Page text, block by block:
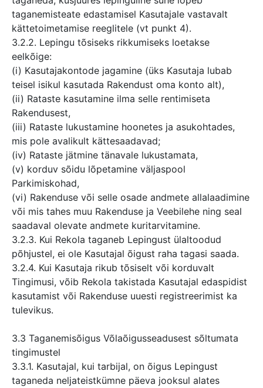
taganemisteate edastamisel Kasutajale vastavalt
kättetoimetamise reeglitele (vt punkt 4).
3.2.2. Lepingu tõsiseks rikkumiseks loetakse
eelkõige:
(i) Kasutajakontode jagamine (üks Kasutaja lubab
teisel isikul kasutada Rakendust oma konto alt),
(ii) Rataste kasutamine ilma selle rentimiseta
Rakendusest,
(iii) Rataste lukustamine hoonetes ja asukohtades,
mis pole avalikult kättesaadavad;
(iv) Rataste jätmine tänavale lukustamata,
(v) korduv sõidu lõpetamine väljaspool
Parkimiskohad,
(vi) Rakenduse või selle osade andmete allalaadimine
või mis tahes muu Rakenduse ja Veebilehe ning seal
saadaval olevate andmete kuritarvitamine.
3.2.3. Kui Rekola taganeb Lepingust ülaltoodud
põhjustel, ei ole Kasutajal õigust raha tagasi saada.
3.2.4. Kui Kasutaja rikub tõsiselt või korduvalt
Tingimusi, võib Rekola takistada Kasutajal edaspidist
kasutamist või Rakenduse uuesti registreerimist ka
tulevikus.
3.3 Taganemisõigus Võlaõigusseadusest sõltumata
tingimustel
3.3.1. Kasutajal, kui tarbijal, on õigus Lepingust
taganeda neljateistkümne päeva jooksul alates